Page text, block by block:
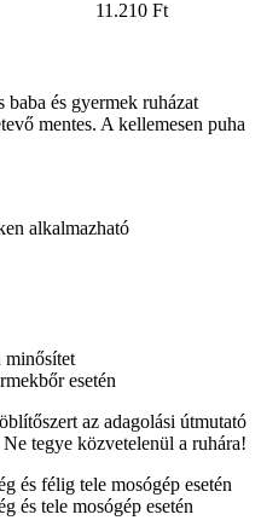
11.210 Ft
és gyermek ruházat
mentes. A kellemesen puha
alkalmazható
minősítet
esetén
az adagolási útmutató
tegye közvetelenül a ruhára!
és félig tele mosógép esetén
és tele mosógép esetén